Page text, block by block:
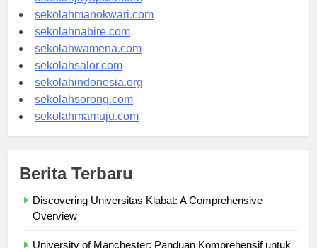
sekolahjayapura.com
sekolahmanokwari.com
sekolahnabire.com
sekolahwamena.com
sekolahsalor.com
sekolahindonesia.org
sekolahsorong.com
Berita Terbaru
Discovering Universitas Klabat: A Comprehensive